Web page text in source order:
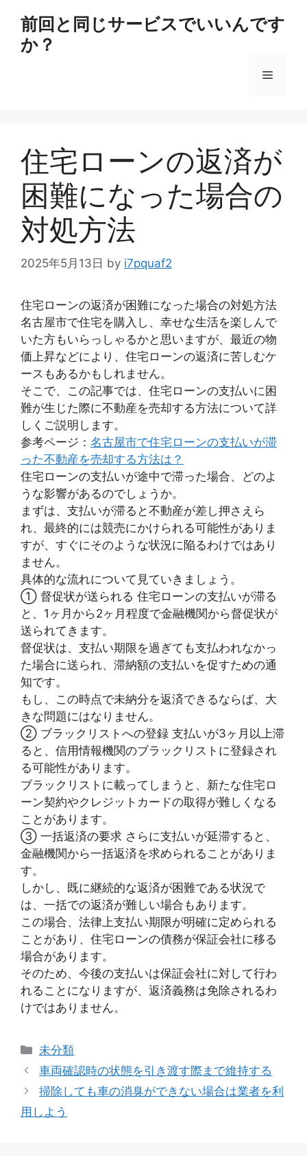
前回と同じサービスでいいんです
か？
メ
ュ
ー
住宅ローンの返済が
困難になった場合の
対処方法
2025年5月13日 by i7pquaf2
住宅ローンの返済が困難になった場合の対処方法
名古屋市で住宅を購入し、幸せな生活を楽しんで
いた方もいらっしゃるかと思いますが、最近の物
価上昇などにより、住宅ローンの返済に苦しむケ
ースもあるかもしれません。
そこで、この記事では、住宅ローンの支払いに困
難が生じた際に不動産を売却する方法について詳
しくご説明します。
参考ページ： 名古屋市で住宅ローンの支払いが滞
った不動産を売却する方法は？
住宅ローンの支払いが途中で滞った場合、どのよ
うな影響があるのでしょうか。
まずは、支払いが滞ると不動産が差し押さえら
れ、最終的には競売にかけられる可能性がありま
すが、すぐにそのような状況に陥るわけではあり
ません。
具体的な流れについて見ていきましょう。
① 督促状が送られる 住宅ローンの支払いが滞る
と、1ヶ月から2ヶ月程度で金融機関から督促状が
送られてきます。
督促状は、支払い期限を過ぎても支払われなかっ
た場合に送られ、滞納額の支払いを促すための通
知です。
もし、この時点で未納分を返済できるならば、大
きな問題にはなりません。
② ブラックリストへの登録 支払いが3ヶ月以上滞
ると、信用情報機関のブラックリストに登録され
る可能性があります。
ブラックリストに載ってしまうと、新たな住宅ロ
ーン契約やクレジットカードの取得が難しくなる
ことがあります。
③ 一括返済の要求 さらに支払いが延滞すると、
金融機関から一括返済を求められることがありま
す。
しかし、既に継続的な返済が困難である状況で
は、一括での返済が難しい場合もあります。
この場合、法律上支払い期限が明確に定められる
ことがあり、住宅ローンの債務が保証会社に移る
場合があります。
そのため、今後の支払いは保証会社に対して行わ
れることになりますが、返済義務は免除されるわ
けではありません。
カ
テ
リ
ー
未分類
車両確認時の状態を引き渡す際まで維持する
掃除しても車の消臭ができない場合は業者を利
用しよう